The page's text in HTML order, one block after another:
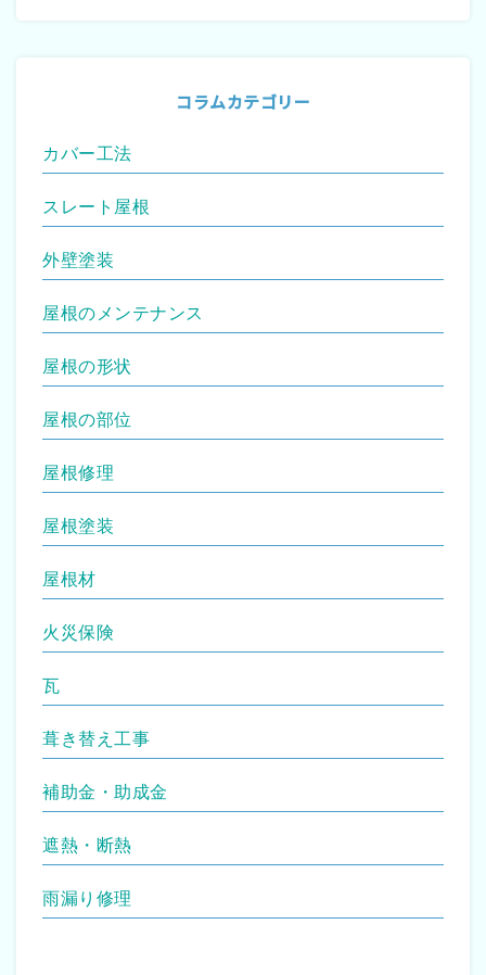
コラムカテゴリー
カバー工法
スレート屋根
外壁塗装
屋根のメンテナンス
屋根の形状
屋根の部位
屋根修理
屋根塗装
屋根材
火災保険
瓦
葺き替え工事
補助金・助成金
遮熱・断熱
雨漏り修理